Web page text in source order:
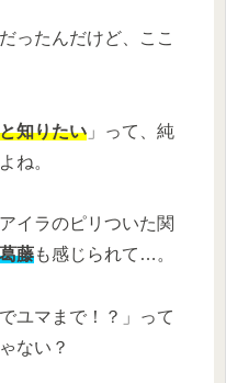
ったんだけど、ここ
知りたい 」って、純
ね。
イラのピリついた関
葛藤も感じられて…。
ユマまで！？」って
ない？